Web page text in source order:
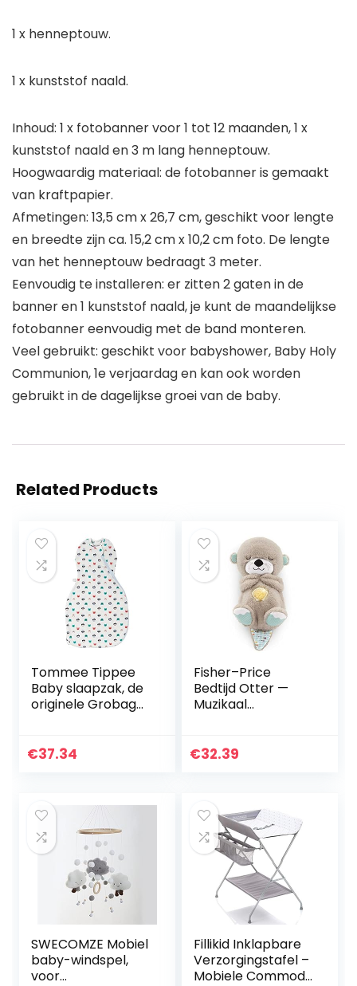
1 x henneptouw.
1 x kunststof naald.
Inhoud: 1 x fotobanner voor 1 tot 12 maanden, 1 x
kunststof naald en 3 m lang henneptouw.
Hoogwaardig materiaal: de fotobanner is gemaakt
van kraftpapier.
Afmetingen: 13,5 cm x 26,7 cm, geschikt voor lengte
en breedte zijn ca. 15,2 cm x 10,2 cm foto. De lengte
van het henneptouw bedraagt 3 meter.
Eenvoudig te installeren: er zitten 2 gaten in de
banner en 1 kunststof naald, je kunt de maandelijkse
fotobanner eenvoudig met de band monteren.
Veel gebruikt: geschikt voor babyshower, Baby Holy
Communion, 1e verjaardag en kan ook worden
gebruikt in de dagelijkse groei van de baby.
Related Products
Tommee Tippee
Baby slaapzak, de
originele Grobag
stof, 0-3m, kat en
€37.34
Fisher–Price
Bedtijd Otter —
Muzikaal
Ontdekkingen —
€32.39
SWECOMZE Mobiel
baby-windspel,
voor
Fillikid Inklapbare
Verzorgingstafel –
Mobiele Commode